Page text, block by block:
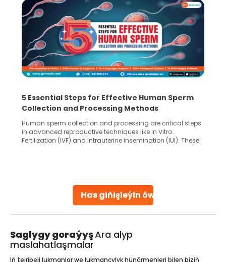
Has giňişleýin öwreniň
5 Essential Steps for Effective Human Sperm
Collection and Processing Methods
Human sperm collection and processing are critical steps
in advanced reproductive techniques like In Vitro
Fertilization (IVF) and intrauterine insemination (IUI). These
collected, they process the
Saglygy goraýyşAra alyp
maslahatlaşmalar
Iň tejribeli lukmanlar we lukmançylyk hünärmenleri bilen biziň